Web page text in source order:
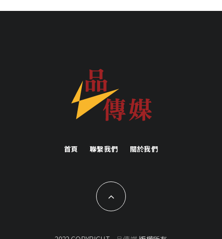
首頁 聯繫我們 關於我們